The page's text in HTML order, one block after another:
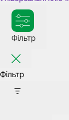
Фільтр
Фільтр